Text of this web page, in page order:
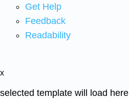
Get Help
Feedback
Readability
x
selected template will load here